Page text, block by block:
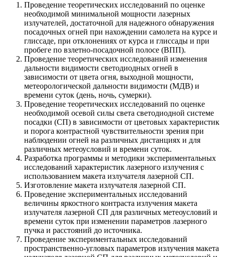
Проведение теоретических исследований по оценке
необходимой минимальной мощности лазерных
излучателей, достаточной для надежного обнаружения
посадочных огней при нахождении самолета на курсе и
глиссаде, при отклонениях от курса и глиссады и при
пробеге по взлетно-посадочной полосе (ВПП).
Проведение теоретических исследований изменения
дальности видимости светодиодных огней в
зависимости от цвета огня, выходной мощности,
метеорологической дальности видимости (МДВ) и
времени суток (день, ночь, сумерки).
Проведение теоретических исследований по оценке
необходимой осевой силы света светодиодной системе
посадки (СП) в зависимости от цветовых характеристик
и порога контрастной чувствительности зрения при
наблюдении огней на различных дистанциях и для
различных метеоусловий и времени суток.
Разработка программы и методики экспериментальных
исследований характеристик лазерного излучения с
использованием макета излучателя лазерной СП.
Изготовление макета излучателя лазерной СП.
Проведение экспериментальных исследований
величины яркостного контраста излучения макета
излучателя лазерной СП для различных метеоусловий и
времени суток при изменении параметров лазерного
пучка и расстояний до источника.
Проведение экспериментальных исследований
пространственно-угловых параметров излучения макета